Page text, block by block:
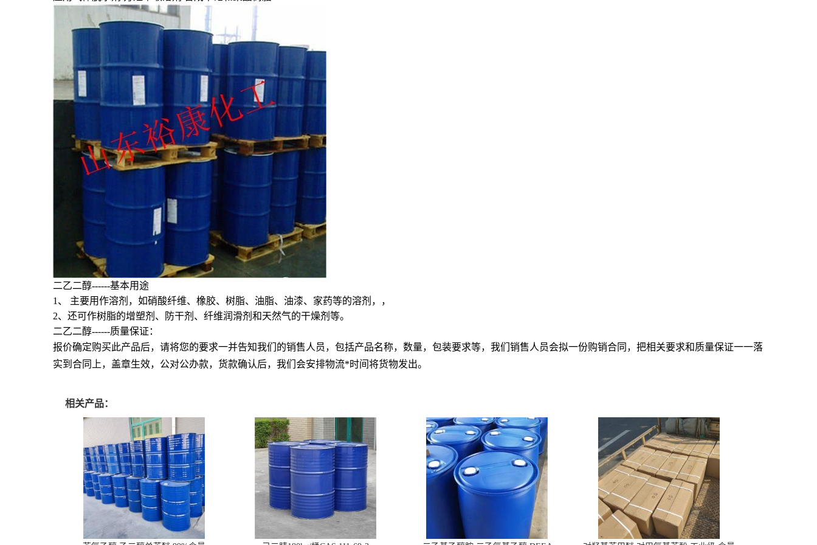
二乙二醇------基本用途
1 、
主要用作溶剂，如硝酸纤维、橡胶、树脂、油脂、油漆、家药等的溶剂，，
2、还可作树脂的增塑剂、防干剂、纤维润滑剂和天然气的干燥剂等。
二乙二醇------质量保证：
报价确定购买此产品后，请将您的要求一并告知我们的销售人员，包括产品名称，数量，包装要求等，我们销售人员会拟一份购销合同，把相关要求和质量保证一一落
实到合同上，盖章生效，公对公办款，货款确认后，我们会安排物流*时间将货物发出。
相关产品：